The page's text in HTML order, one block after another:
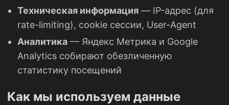
Техническая информация — IP-адрес (для
rate-limiting), cookie сессии, User-Agent
Аналитика — Яндекс Метрика и Google
Analytics собирают обезличенную
статистику посещений
Как мы используем данные